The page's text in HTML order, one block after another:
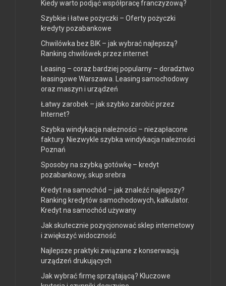
Kiedy warto podjąć współpracę franczyzową?
Szybkie i łatwe pożyczki – Oferty pożyczki
kredyty pozabankowe
Chwilówka bez BIK – jak wybrać najlepszą?
Ranking chwilówek przez internet
Leasing – coraz bardziej popularny – doradztwo
leasingowe Warszawa. Leasing samochodowy
oraz maszyn i urządzeń
Łatwy zarobek – jak szybko zarobić przez
Internet?
Szybka windykacja należności – niezapłacone
faktury. Niezwykle szybka windykacja należności
Poznań
Sposoby na szybką gotówkę – kredyt
pozabankowy, skup srebra
Kredyt na samochód – jak znaleźć najlepszy?
Ranking kredytów samochodowych, kalkulator.
Kredyt na samochód używany
Jak skutecznie pozycjonować sklep internetowy
i zwiększyć widoczność
Najlepsze praktyki związane z konserwacją
urządzeń drukujących
Jak wybrać firmę sprzątającą? Kluczowe